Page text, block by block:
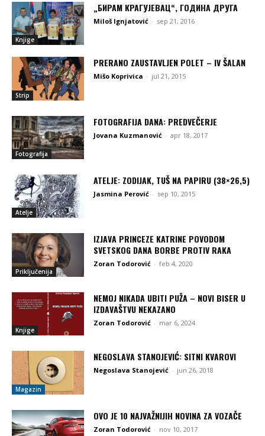
Knjige
„БИРАМ КРАГУЈЕВАЦ“, ГОДИНА ДРУГА
Miloš Ignjatović - sep 21, 2016
Strip
PRERANO ZAUSTAVLJEN POLET – IV ŠALAN
Mišo Koprivica - jul 21, 2015
Fotografija
FOTOGRAFIJA DANA: PREDVEČERJE
Jovana Kuzmanović - apr 18, 2017
Atelje
ATELJE: ZODIJAK, TUŠ NA PAPIRU (38×26,5)
Jasmina Perović - sep 10, 2015
Priključenija
IZJAVA PRINCEZE KATRINE POVODOM
SVETSKOG DANA BORBE PROTIV RAKA
Zoran Todorović - feb 4, 2020
Knjige
NEMOJ NIKADA UBITI PUŽA – NOVI BISER U
IZDAVAŠTVU NEKAZANO
Zoran Todorović - mar 6, 2024
Magazin
NEGOSLAVA STANOJEVIĆ: SITNI KVAROVI
Negoslava Stanojević - jun 26, 2018
OVO JE 10 NAJVAŽNIJIH NOVINA ZA VOZAČE
Zoran Todorović - nov 10, 2017